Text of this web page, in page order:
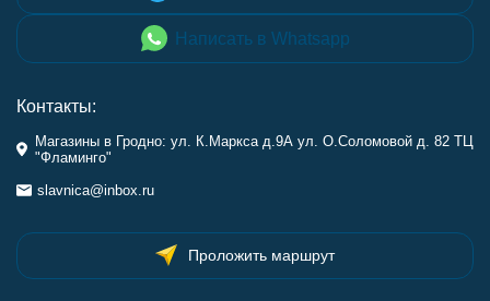
Написать в Whatsapp
Контакты:
Магазины в Гродно: ул. К.Маркса д.9А ул. О.Соломовой д. 82 ТЦ
"Фламинго"
slavnica@inbox.ru
Проложить маршрут